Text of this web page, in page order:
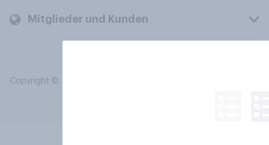
Mitglieder und Kunden
Copyright © 2026 YouGov PLC. Alle Rechte vorbehalten.